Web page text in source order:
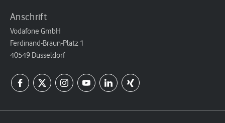
Anschrift
Vodafone GmbH
Ferdinand-Braun-Platz 1
40549 Düsseldorf